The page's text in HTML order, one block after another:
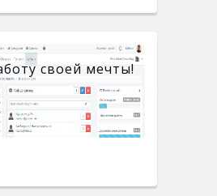
своей мечты!